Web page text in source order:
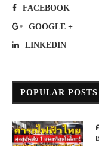
FACEBOOK
GOOGLE +
LINKEDIN
POPULAR POSTS